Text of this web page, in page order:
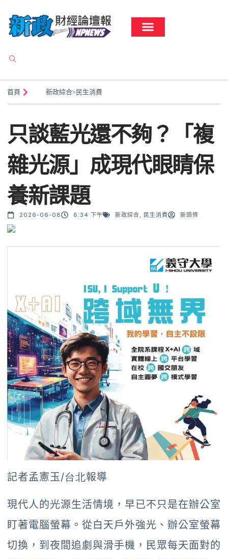
首頁 新政綜合>民生消費
只談藍光還不夠？「複
雜光源」成現代眼睛保
養新課題
2026-06-08 6:34 下午 新政綜合 民生消費 新頭條
記者孟憲玉/台北報導
現代人的光源生活情境，早已不只是在辦公室
盯著電腦螢幕。從白天戶外強光、辦公室螢幕
切換，到夜間追劇與滑手機，民眾每天面對的